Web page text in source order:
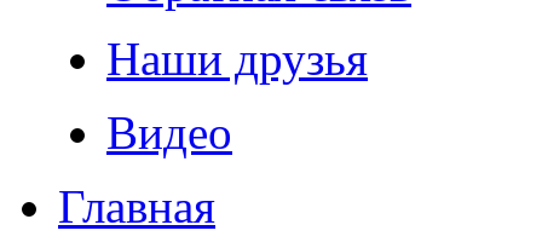
Наши друзья
Видео
Главная